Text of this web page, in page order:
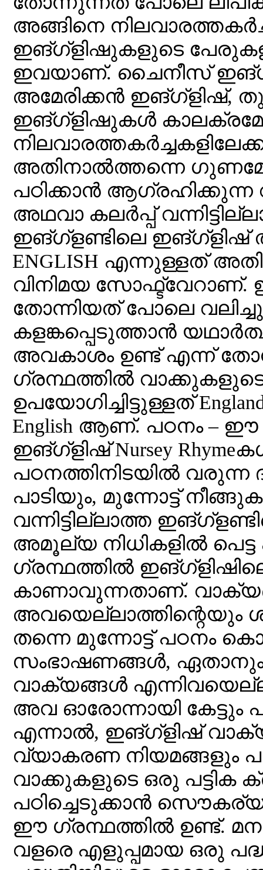
അങ്ങിനെ
ഇങ്ഗ്ളിഷുകളുടെ
ഇവയാണ്. ചൈനീസ്
അമേരിക്കൻ ഇങ്ഗ്ളിഷ്,
ഇങ്ഗ്ളിഷുകൾ
അതിനാൽത്തന്നെ
പഠിക്കാൻ ആഗ്രഹിക്കുന്ന
അഥവാ കലർപ്പ്
ഇങ്ഗ്ളണ്ടിലെ ഇങ്ഗ്ളിഷ്
ENGLISH എന്നുള്ളത്
വിനിമയ
തോന്നിയത് പോലെ വലിച്ചും
കളങ്കപ്പെടുത്താൻ
അവകാശം ഉണ്ട് എന്ന്
ഗ്രന്ഥത്തിൽ വാക്കുകളുടെ
ഉപയോഗിച്ചിട്ടുള്ളത്
English ആണ്. പഠനം – ഈ
ഇങ്ഗ്ളിഷ് Nursey
പഠനത്തിനിടയിൽ വരുന്ന
പാടിയും, മുന്നോട്ട്
വന്നിട്ടില്ലാത്ത
അമൂല്യ നിധികളിൽ
ഗ്രന്ഥത്തിൽ
കാണാവുന്നതാണ്.
അവയെല്ലാത്തിന്റെയും
തന്നെ മുന്നോട്ട് പഠനം
സംഭാഷണങ്ങൾ,
വാക്യങ്ങൾ
അവ ഓരോന്നായി കേട്ടും
എന്നാൽ, ഇങ്ഗ്ളിഷ്
വ്യാകരണ നിയമങ്ങളും
വാക്കുകളുടെ ഒരു പട്ടിക
പഠിച്ചെടുക്കാൻ
ഈ ഗ്രന്ഥത്തിൽ ഉണ്ട്.
വളരെ എളുപ്പമായ ഒരു